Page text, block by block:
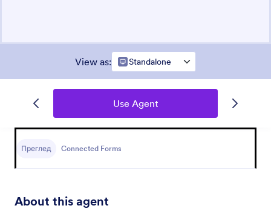
View as: Standalone
Use Agent
Преглед Connected Forms
About this agent